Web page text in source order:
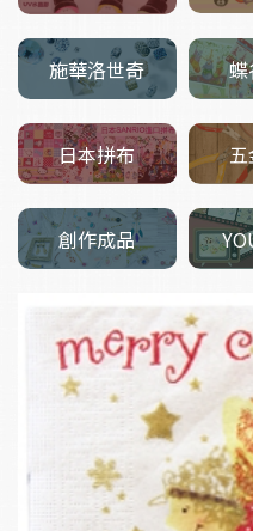
施華洛世奇
日本拼布
創作成品